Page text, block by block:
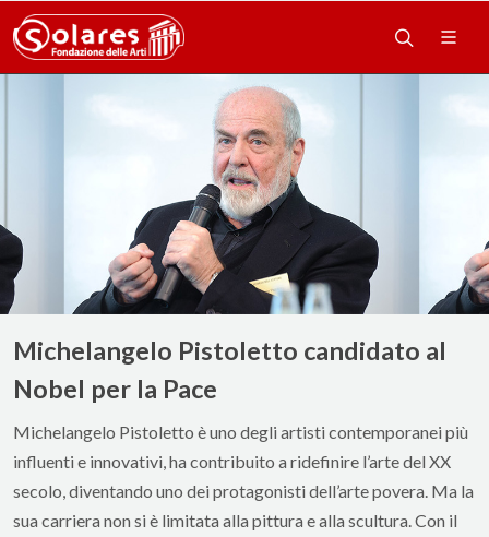
Michelangelo Pistoletto candidato al
Nobel per la Pace
Michelangelo Pistoletto è uno degli artisti contemporanei più
influenti e innovativi, ha contribuito a ridefinire l’arte del XX
secolo, diventando uno dei protagonisti dell’arte povera. Ma la
sua carriera non si è limitata alla pittura e alla scultura. Con il